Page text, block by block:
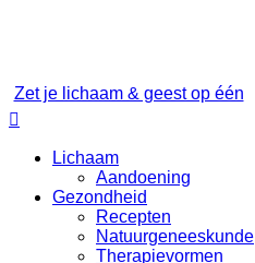
Zet je lichaam & geest op één

Lichaam
Aandoening
Gezondheid
Recepten
Natuurgeneeskunde
Therapievormen